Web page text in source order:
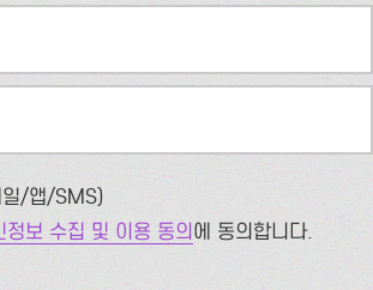
일/앱/SMS)
정보 수집 및 이용 동의에 동의합니다.